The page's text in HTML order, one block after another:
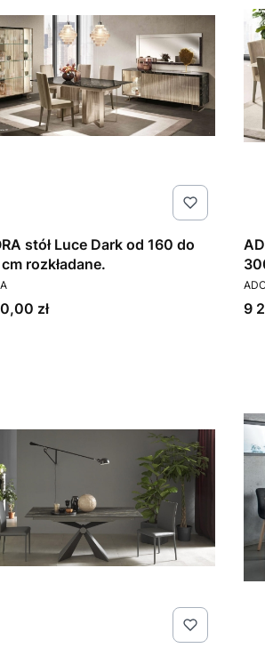
stół Luce Dark od 160 do
rozkładane.
zł 9